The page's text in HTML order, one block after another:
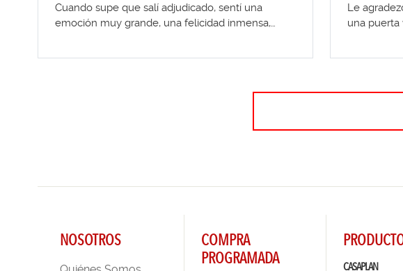
Cuando supe que salí adjudicado, sentí una
emoción muy grande, una felicidad inmensa,…
Le
una
NOSOTROS
COMPRA
PROGRAMADA
CASAPLAN